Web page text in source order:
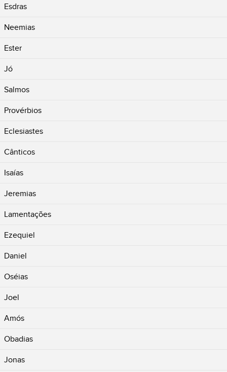
Esdras
Neemias
Ester
Jó
Salmos
Provérbios
Eclesiastes
Cânticos
Isaías
Jeremias
Lamentações
Ezequiel
Daniel
Oséias
Joel
Amós
Obadias
Jonas